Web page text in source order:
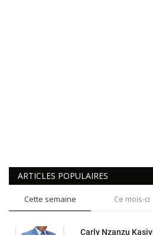
ARTICLES POPULAIRES
Cette semaine Ce mois-ci
Carly Nzanzu